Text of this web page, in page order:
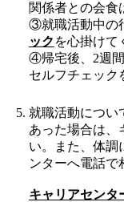
関係者との会食
③就職活動中の
ック を心掛けて
④帰宅後、2週
セルフチェック
就職活動につい
あった場合は、
い。また、体調
ンターへ電話で
キャリアセンタ